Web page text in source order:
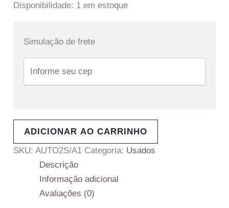
Disponibilidade: 1 em estoque
Simulação de frete
ADICIONAR AO CARRINHO
SKU:AUTO2S/A1 Categoria: Usados
Descrição
Informação adicional
Avaliações (0)